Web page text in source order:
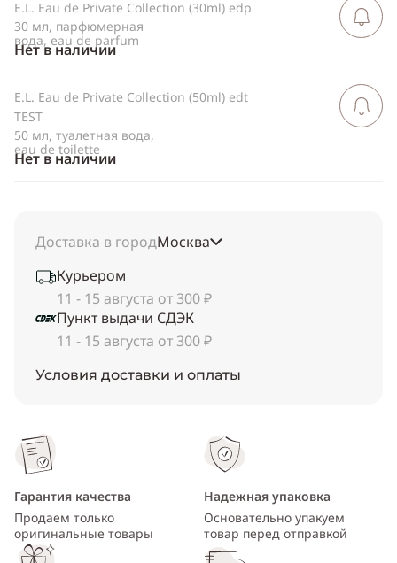
E.L. Eau de Private Collection (30ml) edp
30 мл, парфюмерная
вода, eau de parfum
Нет в наличии
Сообщить
E.L. Eau de Private Collection (50ml) edt
TEST
50 мл, туалетная вода,
eau de toilette
Нет в наличии
Сообщить
Доставка в городМосква
Курьером
11 - 15 августа от 300 ₽
Пункт выдачи СДЭК
11 - 15 августа от 300 ₽
Условия доставки и оплаты
Гарантия качества
Продаем только
оригинальные товары
Надежная упаковка
Основательно упакуем
товар перед отправкой